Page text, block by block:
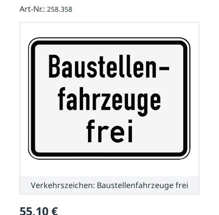
55,10 €
Art-Nr.: 258.358
Verkehrszeichen: Baustellenfahrzeuge frei